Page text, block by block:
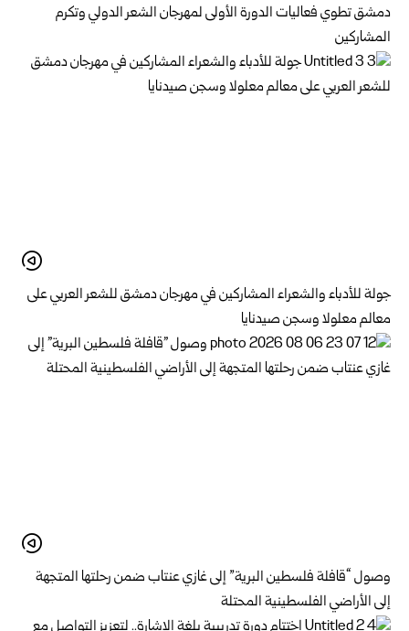
دمشق تطوي فعاليات الدورة الأولى لمهرجان الشعر الدولي وتكرم
المشاركين
جولة للأدباء والشعراء المشاركين في مهرجان دمشق للشعر العربي على
معالم معلولا وسجن صيدنايا
وصول “قافلة فلسطين البرية” إلى غازي عنتاب ضمن رحلتها المتجهة
إلى الأراضي الفلسطينية المحتلة